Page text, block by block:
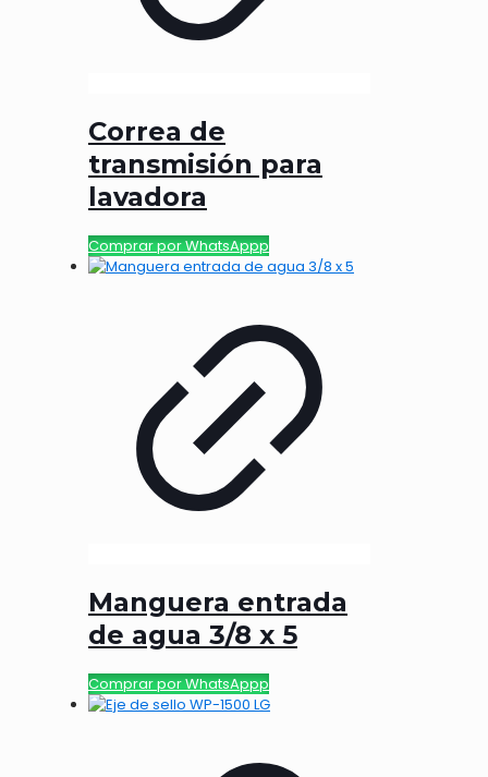
Correa de
transmisión para
lavadora
Comprar por WhatsAppp
Manguera entrada
de agua 3/8 x 5
Comprar por WhatsAppp